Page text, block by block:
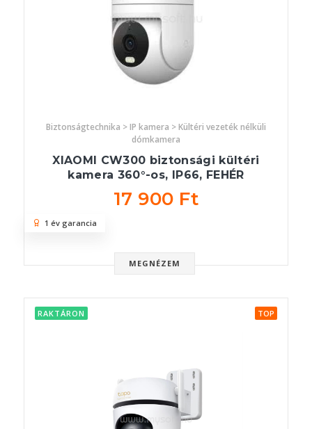
Biztonságtechnika > IP kamera > Kültéri vezeték nélküli
dómkamera
XIAOMI CW300 biztonsági kültéri
kamera 360°-os, IP66, FEHÉR
17 900 Ft
MEGNÉZEM
1 év garancia
RAKTÁRON TOP